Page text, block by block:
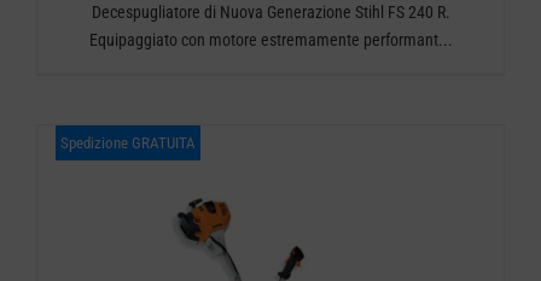
prezzo
prezzo
Decespugliatore di Nuova Generazione Stihl FS 240 R.
Equipaggiato con motore estremamente performant...
Spedizione GRATUITA